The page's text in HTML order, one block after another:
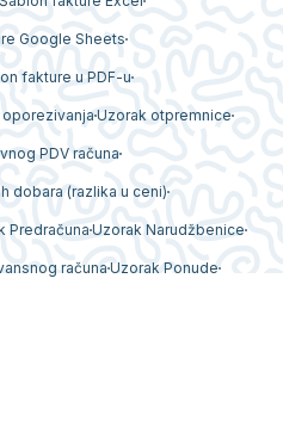
Google Sheets
fakture u PDF-u
Uzorak otpremnice
PDV računa
dobara (razlika u ceni)
Predračuna Uzorak Narudžbenice
računa Uzorak Ponude